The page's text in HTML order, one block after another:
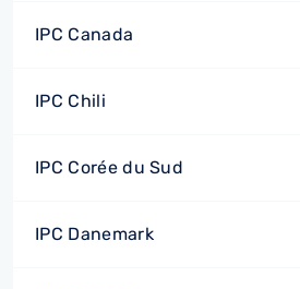
IPC Canada
IPC Chili
IPC Corée du Sud
IPC Danemark